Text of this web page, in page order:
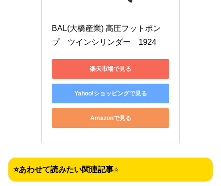
BAL(大橋産業) 高圧フットポン
プ　ツインシリンダー　1924
楽天市場で見る
Yahoo!ショッピングで見る
Amazonで見る
⭐あわせて読みたい関連記事⭐